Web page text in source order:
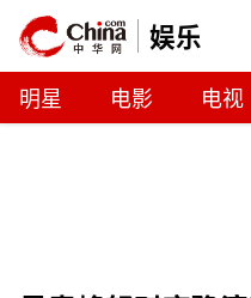
娱乐
明星 电影 电视